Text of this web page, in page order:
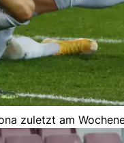
zuletzt am